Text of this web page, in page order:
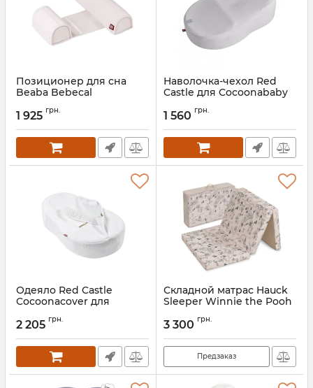
Позиционер для сна
Beaba Bebecal
1 925 грн.
Наволочка-чехол Red
Castle для Cocoonababy
1 560 грн.
Одеяло Red Castle
Cocoonacover для
утепленное
Артикул:0449166
2 205 грн.
Складной матрас Hauck
Sleeper Winnie the Pooh
3 300 грн.
Предзаказ